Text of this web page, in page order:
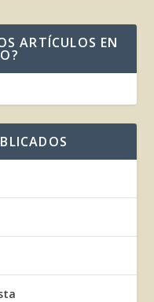
ARTÍCULOS EN